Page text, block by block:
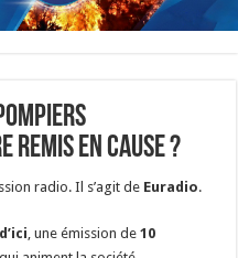
en cause ?
radio. Il s’agit de Euradio.
, une émission de10